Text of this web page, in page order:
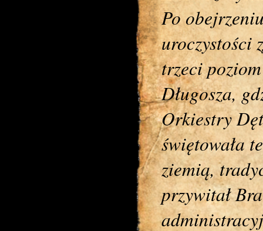
Po
uroczystości
trzeci
Długosza,
Orkiestry
świętowała
ziemią,
przywitał